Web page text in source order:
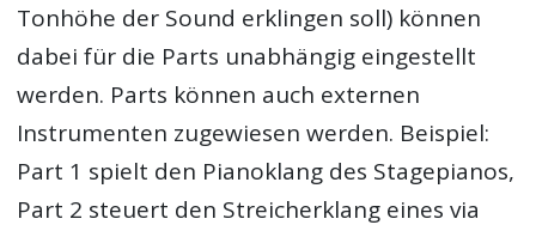
Tonhöhe der Sound erklingen soll) können
dabei für die Parts unabhängig eingestellt
werden. Parts können auch externen
Instrumenten zugewiesen werden. Beispiel:
Part 1 spielt den Pianoklang des Stagepianos,
Part 2 steuert den Streicherklang eines via